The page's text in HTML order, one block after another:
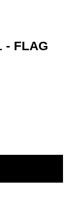
- FLAG